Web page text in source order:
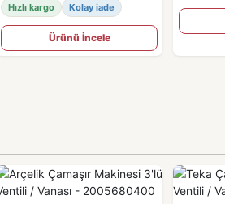
Hızlı kargo Kolay iade
Ürünü İncele